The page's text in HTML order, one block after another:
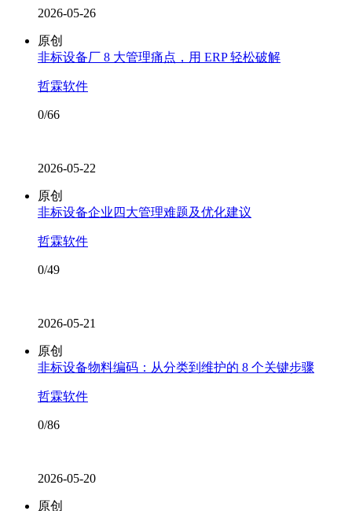
2026-05-26
原创
非标设备厂 8 大管理痛点，用 ERP 轻松破解
哲霖软件
0/66
2026-05-22
原创
非标设备企业四大管理难题及优化建议
哲霖软件
0/49
2026-05-21
原创
非标设备物料编码：从分类到维护的 8 个关键步骤
哲霖软件
0/86
2026-05-20
原创